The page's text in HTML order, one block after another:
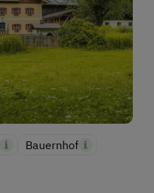
Bauernhof